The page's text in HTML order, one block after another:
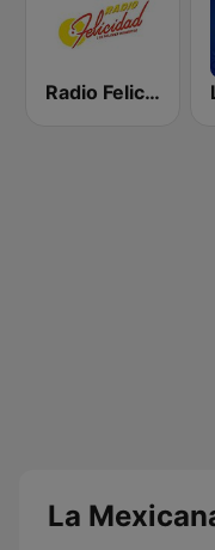
Radio Felicidad 1180 AM
La